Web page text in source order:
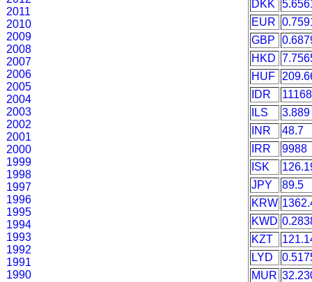
2011
2010
2009
2008
2007
2006
2005
2004
2003
2002
2001
2000
1999
1998
1997
1996
1995
1994
1993
1992
1991
1990
DKK
EUR
GBP
HKD
HUF
IDR
11168
ILS
3.889
INR
48.7
IRR
9988
ISK
JPY
89.5
KRW
KWD
KZT
LYD
MUR